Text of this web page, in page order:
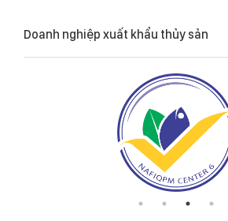
Doanh nghiệp xuất khẩu thủy sản